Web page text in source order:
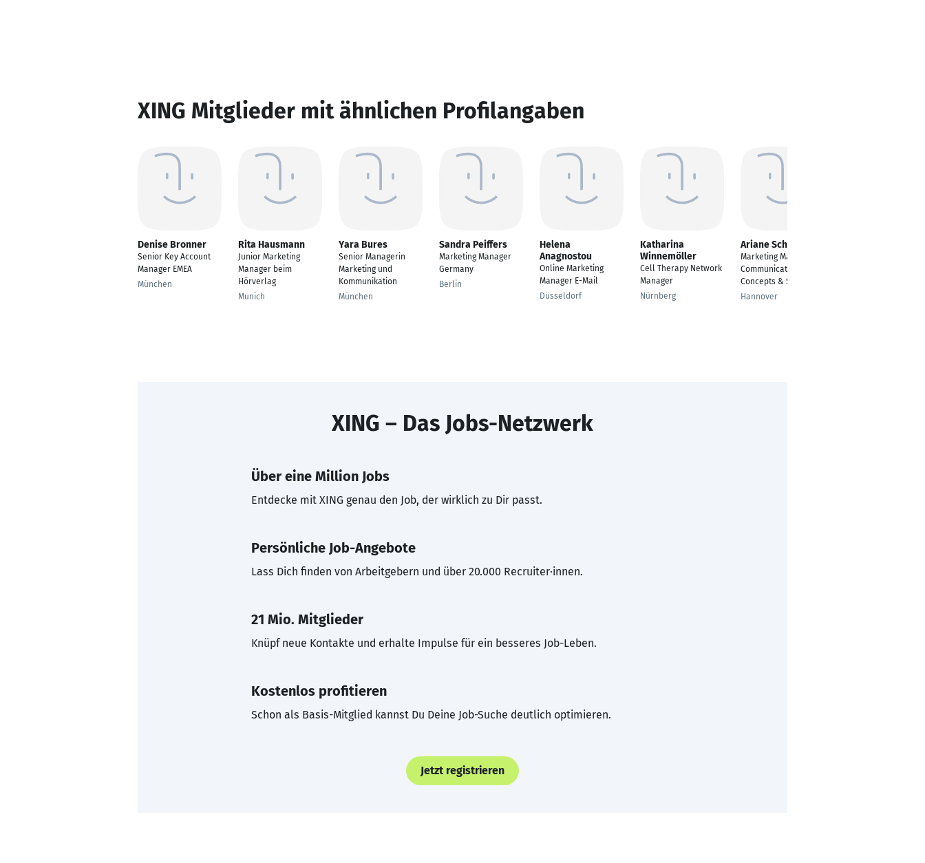
XING Mitglieder mit ähnlichen Profilangaben
Denise Bronner
Senior Key Account
Manager EMEA
München
Rita Hausmann
Junior Marketing
Manager beim
Hörverlag
Munich
Yara Bures
Senior Managerin
Marketing und
Kommunikation
München
Sandra Peiffers
Marketing Manager
Germany
Berlin
Helena
Anagnostou
Online Marketing
Manager E-Mail
Düsseldorf
Katharina
Winnemöller
Cell Therapy Network
Manager
Nürnberg
Ariane Schäffer
Marketing Managerin
Communication
Concepts & Strategy
Hannover
XING – Das Jobs-Netzwerk
Über eine Million Jobs
Entdecke mit XING genau den Job, der wirklich zu Dir passt.
Persönliche Job-Angebote
Lass Dich finden von Arbeitgebern und über 20.000 Recruiter·innen.
21 Mio. Mitglieder
Knüpf neue Kontakte und erhalte Impulse für ein besseres Job-Leben.
Kostenlos profitieren
Schon als Basis-Mitglied kannst Du Deine Job-Suche deutlich optimieren.
Jetzt registrieren